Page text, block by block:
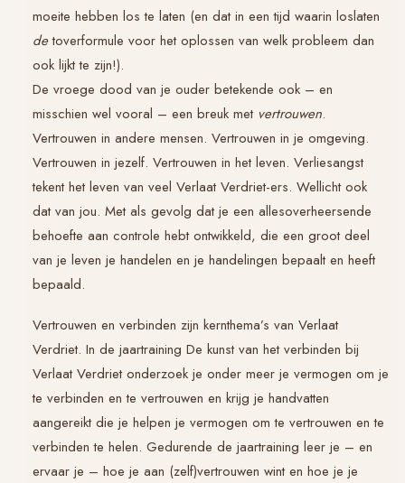
moeite hebben los te laten (en dat in een tijd waarin loslaten
detoverformule voor het oplossen van welk probleem dan
ook lijkt te zijn!).
De vroege dood van je ouder betekende ook – en
misschien wel vooral – een breuk met vertrouwen.
Vertrouwen in andere mensen. Vertrouwen in je omgeving.
Vertrouwen in jezelf. Vertrouwen in het leven. Verliesangst
tekent het leven van veel Verlaat Verdriet-ers. Wellicht ook
dat van jou. Met als gevolg dat je een allesoverheersende
behoefte aan controle hebt ontwikkeld, die een groot deel
van je leven je handelen en je handelingen bepaalt en heeft
bepaald.
Vertrouwen en verbinden zijn kernthema’s van Verlaat
Verdriet. In de jaartraining De kunst van het verbinden bij
Verlaat Verdrietonderzoek je onder meer je vermogen om je
te verbinden en te vertrouwen en krijg je handvatten
aangereikt die je helpen je vermogen om te vertrouwen en te
verbinden te helen. Gedurende de jaartraining leer je – en
ervaar je – hoe je aan (zelf)vertrouwen wint en hoe je je